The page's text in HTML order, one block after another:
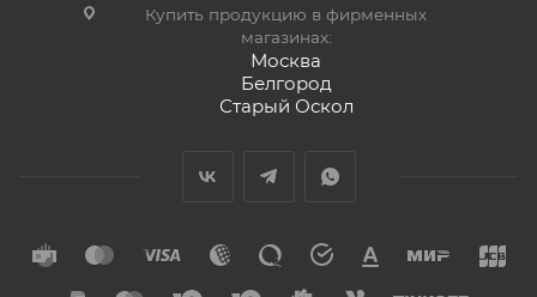
Купить продукцию в фирменных
магазинах:
Москва
Белгород
Старый Оскол